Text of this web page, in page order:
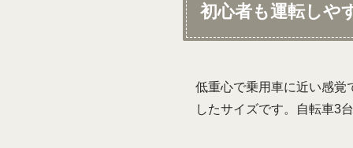
初心者も運転しや
低重心で乗用車に近い感覚
したサイズです。自転車3